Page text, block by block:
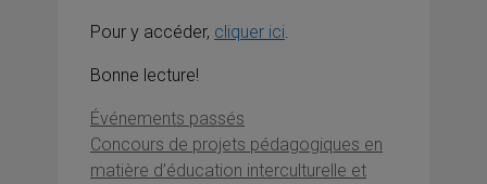
Pour y accéder, cliquer ici
Bonne lecture!
Catégories
Événements passés
Concours de projets pédagogiques en
matière d’éducation interculturelle et